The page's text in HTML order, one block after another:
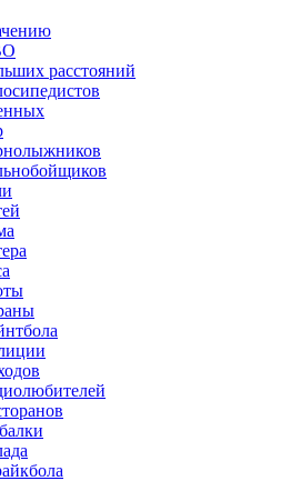
расстояний